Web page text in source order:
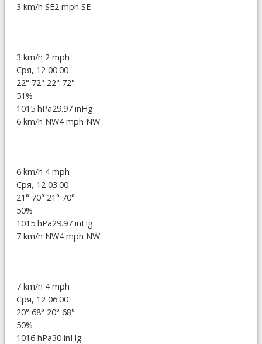
3 km/h SE2 mph SE
3 km/h 2 mph
Сря, 12 00:00
22° 72° 22° 72°
51%
1015 hPa29.97 inHg
6 km/h NW4 mph NW
6 km/h 4 mph
Сря, 12 03:00
21° 70° 21° 70°
50%
1015 hPa29.97 inHg
7 km/h NW4 mph NW
7 km/h 4 mph
Сря, 12 06:00
20° 68° 20° 68°
50%
1016 hPa30 inHg